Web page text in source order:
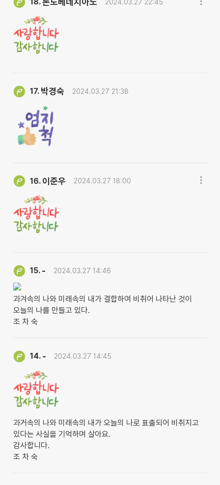
2024.03.27 22:45
17. 박경숙 2024.03.27 21:38
16. 이준우 2024.03.27 18:00
15. - 2024.03.27 14:46
과겨속의 나와 미래속의 내가 결합하여 비취어 나타난 것이
오늘의 나를 만들고 있다.
조 차 숙
14. - 2024.03.27 14:45
과거속의 나와 미래속의 내가 오늘의 나로 표출되어 비취지고
있다는 사실을 기억하며 살아요.
감사합니다.
조 차 숙